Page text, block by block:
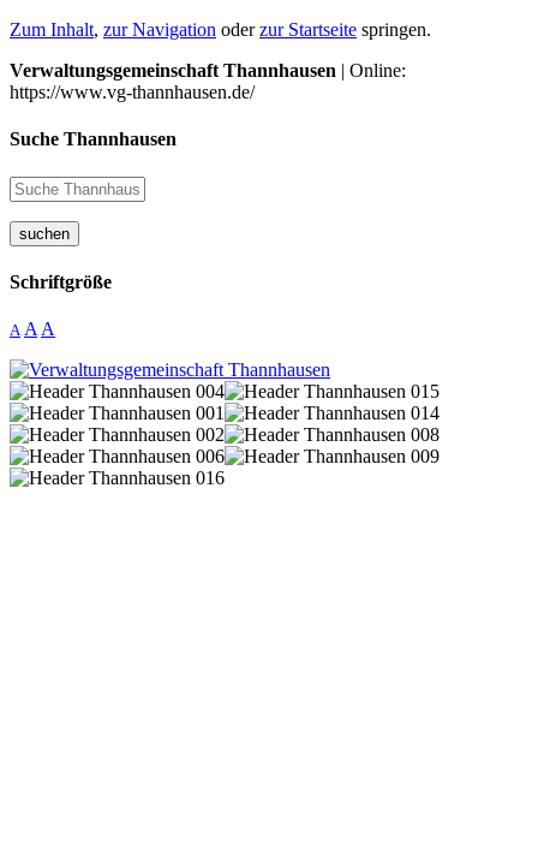
Zum Inhalt, zur Navigation oderzur Startseite springen.
Verwaltungsgemeinschaft Thannhausen | Online:
https://www.vg-thannhausen.de/
Suche Thannhausen
suchen
Schriftgröße
A A A